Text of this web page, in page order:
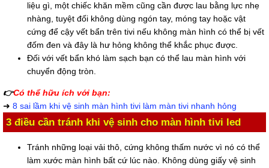
liệu gì, một chiếc khăn mềm cũng cần được lau bằng lực nhẹ
nhàng, tuyệt đối không dùng ngón tay, móng tay hoặc vật
cứng để cậy vết bẩn trên tivi nếu không màn hình có thể bị vết
đốm đen và đây là hư hỏng không thể khắc phục được.
Đối với vết bẩn khó làm sạch bạn có thể lau màn hình với
chuyển động tròn.
👉Có thể hữu ích với bạn:
➜ 8 sai lầm khi vệ sinh màn hình tivi làm màn tivi nhanh hỏng
3 điều cần tránh khi vệ sinh cho màn hình tivi led
Tránh những loại vải thô, cứng không thấm nước vì nó có thể
làm xước màn hình bất cứ lúc nào. Không dùng giấy vệ sinh